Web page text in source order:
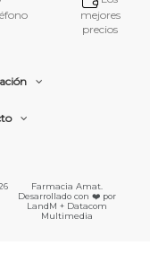
mejores
precios
Farmacia Amat.
Desarrollado con ❤️ por
LandM + Datacom
Multimedia